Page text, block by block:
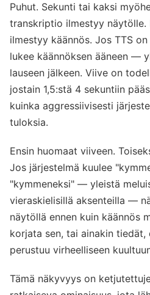
Puhut. Sekunti tai kaksi
transkriptio ilmestyy näytölle.
ilmestyy käännös. Jos TTS
lukee käännöksen ääneen —
lauseen jälkeen. Viive on
jostain 1,5:stä 4 sekuntiin
kuinka aggressiivisesti
tuloksia.
Ensin huomaat viiveen.
Jos järjestelmä kuulee
"kymmeneksi" — yleistä
vieraskielisillä aksenteilla —
näytöllä ennen kuin käännös
korjata sen, tai ainakin
perustuu virheelliseen
Tämä näkyvyys on